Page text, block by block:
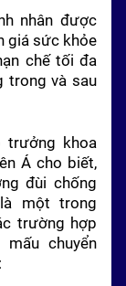
nhân được
giá sức khỏe
chế tối đa
trong và sau
trưởng khoa
Á cho biết,
đùi chống
một trong
trường hợp
chuyển